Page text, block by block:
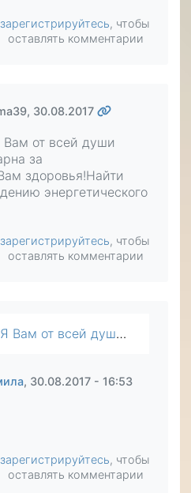
зарегистрируйтесь, чтобы
оставлять комментарии
, 30.08.2017
от всей души
за
здоровья!Найти
энергетического
зарегистрируйтесь, чтобы
оставлять комментарии
за поддержку.Желаю Вам здоровья!Найти свой путь к возрождению энергетического потенциала.
, 30.08.2017 - 16:53
зарегистрируйтесь, чтобы
оставлять комментарии